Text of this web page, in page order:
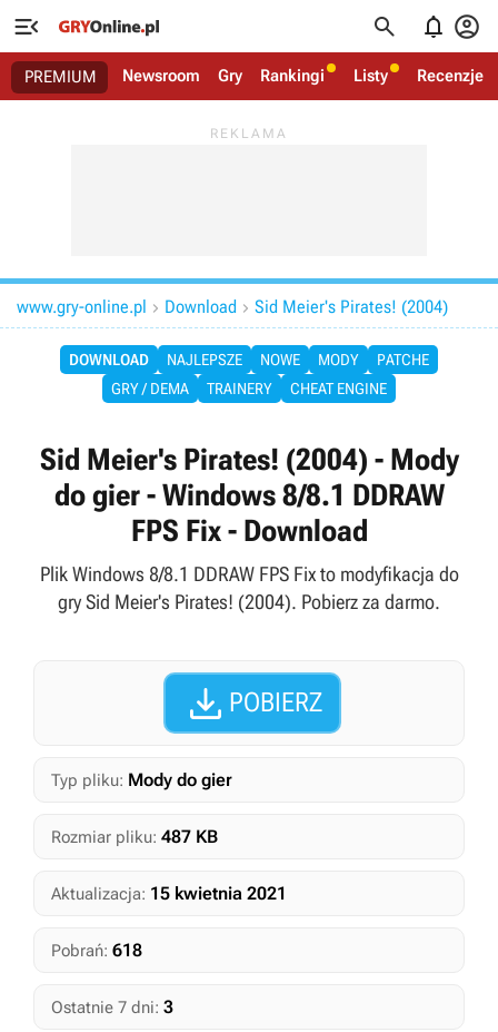
   
PREMIUM Newsroom Gry Rankingi Listy Recenzje
www.gry-online.pl  Download  Sid Meier's Pirates! (2004)
DOWNLOAD NAJLEPSZE NOWE MODY
PATCHE
GRY / DEMA
TRAINERY CHEAT ENGINE
Sid Meier's Pirates! (2004) - Mody
do gier - Windows 8/8.1 DDRAW
FPS Fix - Download
Plik Windows 8/8.1 DDRAW FPS Fix to modyfikacja do
gry Sid Meier's Pirates! (2004). Pobierz za darmo.
 POBIERZ
Typ pliku: Mody do gier
Rozmiar pliku: 487 KB
Aktualizacja: 15 kwietnia 2021
Pobrań: 618
Ostatnie 7 dni: 3